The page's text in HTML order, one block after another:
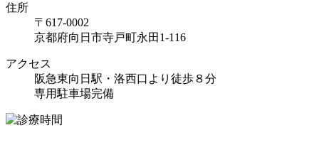
住所
〒617-0002
京都府向日市寺戸町永田1-116
アクセス
阪急東向日駅・洛西口より徒歩８分
専用駐車場完備